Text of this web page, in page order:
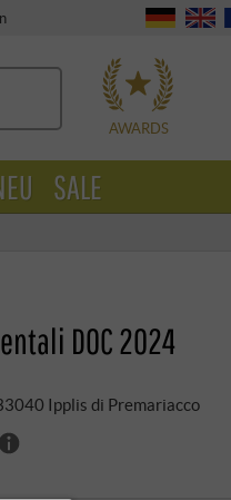
WÄHLEN
AWARDS
DOC 2024
Ipplis di Premariacco
SALE